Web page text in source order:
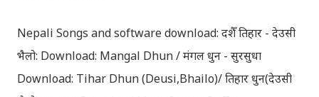
can follow THT (symbol no. and birth date required).
Download SLC Result 2066/2067 (2009-2010) :
REGULAR: EXEMPTED: Distinction --------------- First
Nepali Songs and software download: दशैँ तिहार - देउसी
भैलो: Download: Mangal Dhun / मंगल धुन - सुरसुधा
Download: Tihar Dhun (Deusi,Bhailo)/ तिहार धुन(देउसी